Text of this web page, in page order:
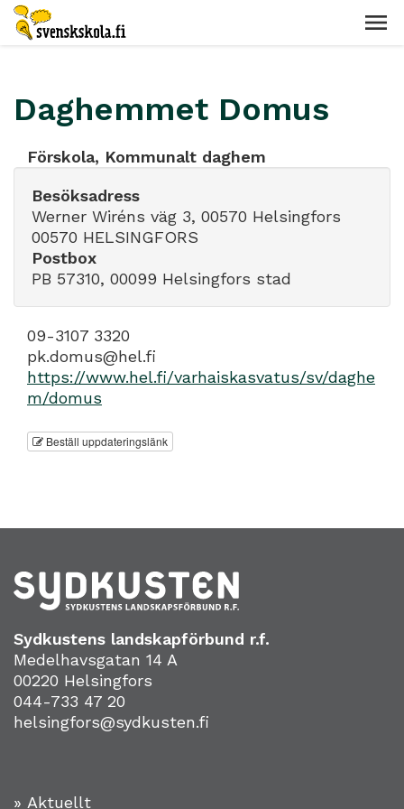
Daghemmet Domus
Förskola, Kommunalt daghem
Besöksadress
Werner Wiréns väg 3, 00570 Helsingfors
00570 HELSINGFORS
Postbox
PB 57310, 00099 Helsingfors stad
09-3107 3320
pk.domus@hel.fi
https://www.hel.fi/varhaiskasvatus/sv/daghe
m/domus
Beställ uppdateringslänk
Sydkustens landskapförbund r.f.
Medelhavsgatan 14 A
00220 Helsingfors
044-733 47 20
helsingfors@sydkusten.fi
» Aktuellt